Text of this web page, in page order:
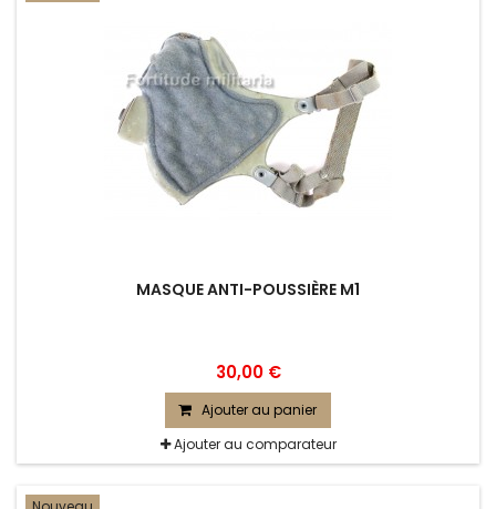
MASQUE ANTI-POUSSIÈRE M1
30,00 €
Ajouter au panier
Ajouter au comparateur